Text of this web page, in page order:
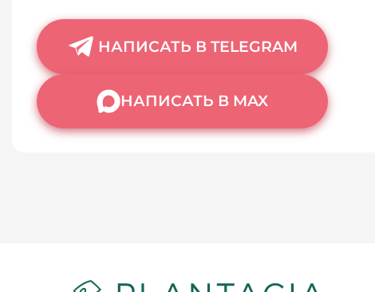
НАПИСАТЬ В TELEGRAM
НАПИСАТЬ В MAX